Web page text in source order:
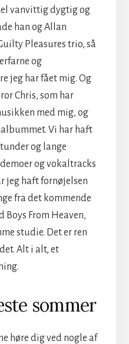
vanvittig dygtig og
han og Allan
Pleasures trio, så
og
jeg har fået mig. Og
Chris, som har
med mig, og
Vi har haft
og lange
og vokaltracks
jeg haft fornøjelsen
fra det kommende
Boys From Heaven,
studie. Det er ren
Alt i alt, et
sommer
høre dig ved nogle af